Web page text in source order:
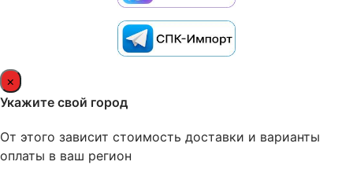
×
Укажите свой город
От этого зависит стоимость доставки и варианты
оплаты в ваш регион